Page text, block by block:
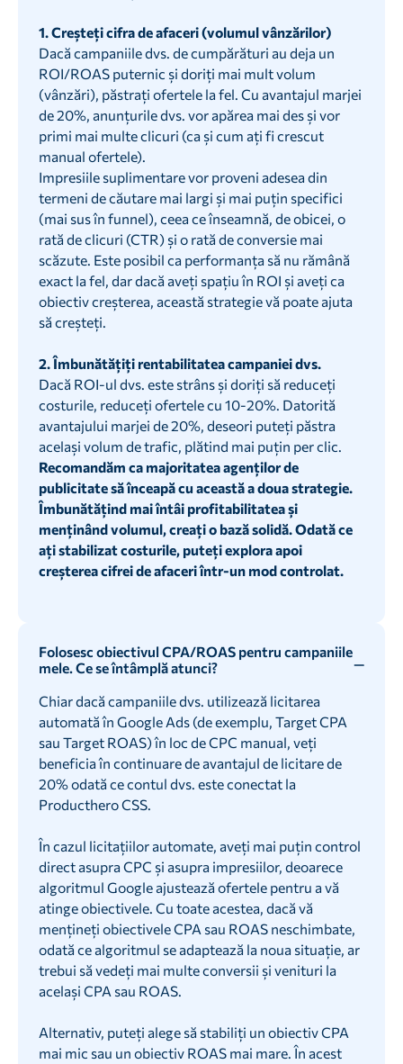
1. Creșteți cifra de afaceri (volumul vânzărilor)
Dacă campaniile dvs. de cumpărături au deja un
ROI/ROAS puternic și doriți mai mult volum
(vânzări), păstrați ofertele la fel. Cu avantajul marjei
de 20%, anunțurile dvs. vor apărea mai des și vor
primi mai multe clicuri (ca și cum ați fi crescut
manual ofertele).
Impresiile suplimentare vor proveni adesea din
termeni de căutare mai largi și mai puțin specifici
(mai sus în funnel), ceea ce înseamnă, de obicei, o
rată de clicuri (CTR) și o rată de conversie mai
scăzute. Este posibil ca performanța să nu rămână
exact la fel, dar dacă aveți spațiu în ROI și aveți ca
obiectiv creșterea, această strategie vă poate ajuta
să creșteți.
‍2. Îmbunătățiți rentabilitatea campaniei dvs.
Dacă ROI-ul dvs. este strâns și doriți să reduceți
costurile, reduceți ofertele cu 10-20%. Datorită
avantajului marjei de 20%, deseori puteți păstra
același volum de trafic, plătind mai puțin per clic.
Recomandăm ca majoritatea agenților de
publicitate să înceapă cu această a doua strategie.
Îmbunătățind mai întâi profitabilitatea și
menținând volumul, creați o bază solidă. Odată ce
ați stabilizat costurile, puteți explora apoi
creșterea cifrei de afaceri într-un mod controlat.
Folosesc obiectivul CPA/ROAS pentru campaniile
mele. Ce se întâmplă atunci?
Chiar dacă campaniile dvs. utilizează licitarea
automată în Google Ads (de exemplu, Target CPA
sau Target ROAS) în loc de CPC manual, veți
beneficia în continuare de avantajul de licitare de
20% odată ce contul dvs. este conectat la
Producthero CSS.
În cazul licitațiilor automate, aveți mai puțin control
direct asupra CPC și asupra impresiilor, deoarece
algoritmul Google ajustează ofertele pentru a vă
atinge obiectivele. Cu toate acestea, dacă vă
mențineți obiectivele CPA sau ROAS neschimbate,
odată ce algoritmul se adaptează la noua situație, ar
trebui să vedeți mai multe conversii și venituri la
același CPA sau ROAS.
Alternativ, puteți alege să stabiliți un obiectiv CPA
mai mic sau un obiectiv ROAS mai mare. În acest